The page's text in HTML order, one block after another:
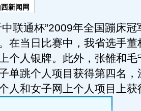
新闻网
通杯”2009年全国蹦床冠
在当日比赛中，我省选手董
个人银牌。此外，张雒和毛
单跳个人项目获得第四名，
人和女子网上个人项目上获